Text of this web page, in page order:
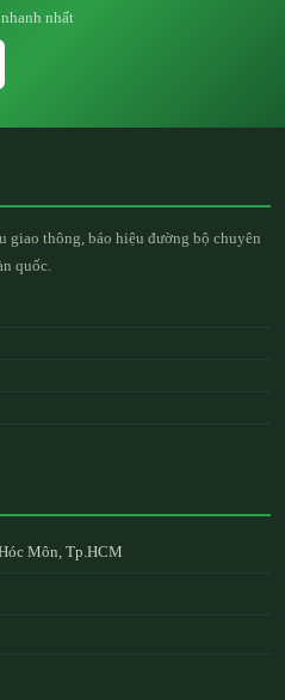
nhất
giao thông, báo hiệu đường bộ chuyên
quốc.
Môn, Tp.HCM